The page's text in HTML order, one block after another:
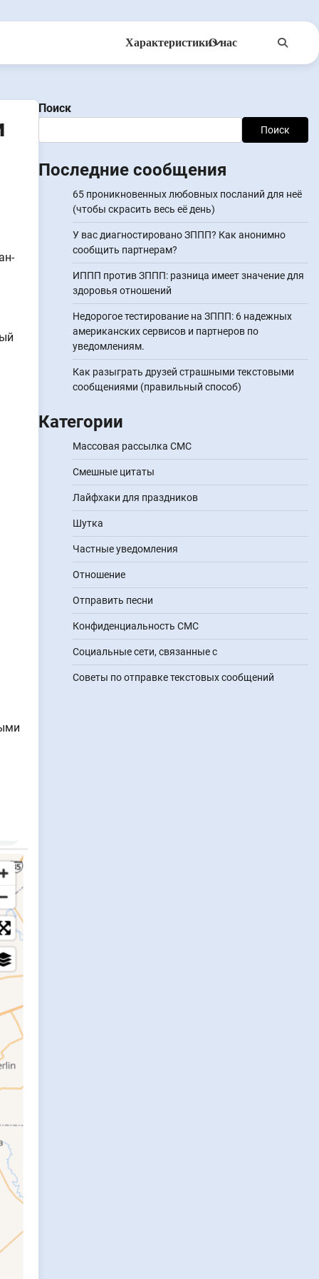
ХарактеристикиО нас
Поиск
Поиск
Последние сообщения
65 проникновенных любовных посланий для неё
(чтобы скрасить весь её день)
У вас диагностировано ЗППП? Как анонимно
сообщить партнерам?
ИППП против ЗППП: разница имеет значение для
здоровья отношений
Недорогое тестирование на ЗППП: 6 надежных
американских сервисов и партнеров по
уведомлениям.
Как разыграть друзей страшными текстовыми
сообщениями (правильный способ)
Категории
Массовая рассылка СМС
Смешные цитаты
Лайфхаки для праздников
Шутка
Частные уведомления
Отношение
Отправить песни
Конфиденциальность СМС
Социальные сети, связанные с
Советы по отправке текстовых сообщений